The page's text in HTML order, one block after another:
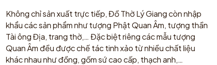
Không chỉ sản xuất trực tiếp, Đồ Thờ Lý Giang còn nhập
khẩu các sản phẩm như tượng Phật Quan Âm, tượng thần
Tài ông Địa, trang thờ,… Đặc biệt riêng các mẫu tượng
Quan Âm đều được chế tác tinh xảo từ nhiều chất liệu
khác nhau như đồng, gốm sứ cao cấp, thạch anh,…